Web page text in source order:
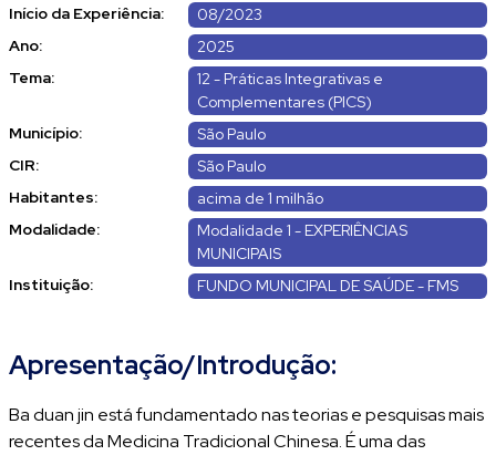
Início da Experiência:
08/2023
Ano:
2025
Tema:
12 - Práticas Integrativas e
Complementares (PICS)
Município:
São Paulo
CIR:
São Paulo
Habitantes:
acima de 1 milhão
Modalidade:
Modalidade 1 - EXPERIÊNCIAS
MUNICIPAIS
Instituição:
FUNDO MUNICIPAL DE SAÚDE - FMS
Apresentação/Introdução:
Ba duan jin está fundamentado nas teorias e pesquisas mais
recentes da Medicina Tradicional Chinesa. É uma das